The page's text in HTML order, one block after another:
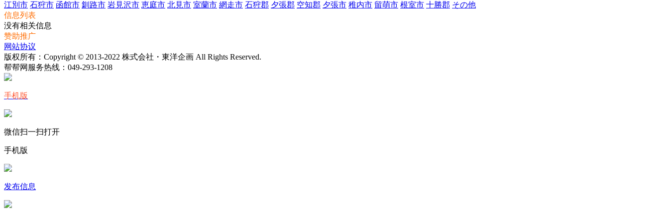
江別市 石狩市 函館市 釧路市 岩見沢市 恵庭市 北見市 室蘭市 網走市 石狩郡 夕張郡 空知郡 夕張市 稚内市 留萌市 根室市 十勝郡 その他
信息列表
没有相关信息
赞助推广
网站协议
版权所有：Copyright © 2013-2022 株式会社・東洋企画 All Rights Reserved.
帮帮网服务热线： 049-293-1208
手机版
微信扫一扫打开
手机版
发布信息